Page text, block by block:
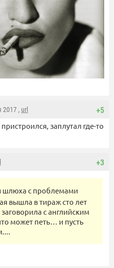
+5
2017 , url
заплутал где-то
+3
шлюха с проблемами
вышла в тираж сто лет
заговорила с английским
может петь… и пусть